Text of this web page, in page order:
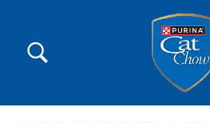
Menú secundario Cat Chow
Menú principal Cat Chow